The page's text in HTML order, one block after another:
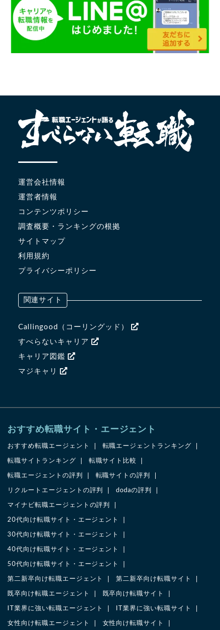
運営会社情報
運営者情報
コンテンツポリシー
調査概要・ランキングの根拠
サイトマップ
利用規約
プライバシーポリシー
関連サイト
Callingood（コーリングッド）
すべらないキャリア
キャリア図鑑
マジキャリ
おすすめ転職サイト・エージェント
おすすめ転職エージェント 転職エージェントランキング
転職サイトランキング 転職サイト比較
転職エージェントの評判 転職サイトの評判
リクルートエージェントの評判 dodaの評判
マイナビ転職エージェントの評判
20代向け転職サイト・エージェント
30代向け転職サイト・エージェント
40代向け転職サイト・エージェント
50代向け転職サイト・エージェント
第二新卒向け転職エージェント 第二新卒向け転職サイト
既卒向け転職エージェント 既卒向け転職サイト
IT業界に強い転職エージェント IT業界に強い転職サイト
女性向け転職エージェント 女性向け転職サイト